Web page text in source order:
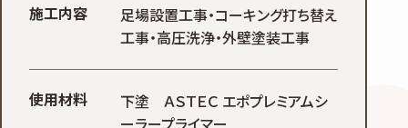
施工内容
足場設置工事・コーキング打ち替え
工事・高圧洗浄・外壁塗装工事
使用材料
下塗 ＡＳＴＥＣ エポプレミアムシ
ーラープライマー